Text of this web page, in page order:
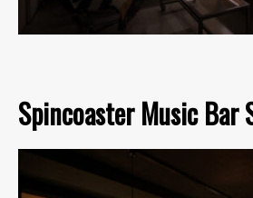
Spincoaster Music Bar